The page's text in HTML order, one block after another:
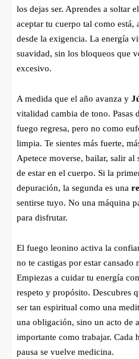
los dejas ser. Aprendes a soltar
aceptar tu cuerpo tal como
desde la exigencia. La energía
suavidad, sin los bloqueos que
excesivo.
A medida que el año avanza y
vitalidad cambia de tono.
fuego regresa, pero no como
limpia. Te sientes más fuerte,
Apetece moverse, bailar, salir al
de estar en el cuerpo. Si la
depuración, la segunda es una
sentirse tuyo. No una máquina
para disfrutar.
El fuego leonino activa la
no te castigas por estar cansado
Empiezas a cuidar tu energía
respeto y propósito. Descubres
ser tan espiritual como una
una obligación, sino un acto de
importante como trabajar. Cada
pausa se vuelve medicina.